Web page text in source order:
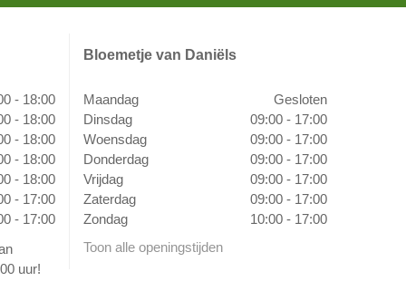
- 18:00
- 18:00
- 18:00
- 18:00
- 18:00
- 17:00
- 17:00
uur!
Bloemetje van Daniëls
Maandag
Gesloten
Dinsdag
09:00 - 17:00
Woensdag
09:00 - 17:00
Donderdag
09:00 - 17:00
Vrijdag
09:00 - 17:00
Zaterdag
09:00 - 17:00
Zondag
10:00 - 17:00
Toon alle openingstijden